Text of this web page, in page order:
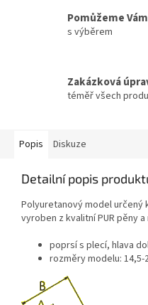
Pomůžeme Vám
s výběrem
Zakázková
téměř všech
Popis Diskuze
Detailní popis
Polyuretanový model určený
vyroben z kvalitní PUR pěny
poprsí s plecí, hlava
rozměry modelu: 14,5-